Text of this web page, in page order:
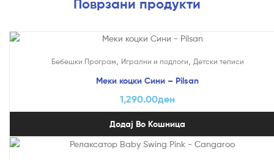
Поврзани продукти
Бебешки Програм Игрални и подлоги Детски теписи
Меки коцки Сини – Pilsan
1,290.00ден
Додај Во Кошница